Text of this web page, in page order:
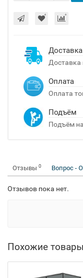
Доставка
Доставка
Оплата
Оплата
Подъём
Подъём
Отзывы 0 Вопрос -
Отзывов пока нет.
Похожие товары